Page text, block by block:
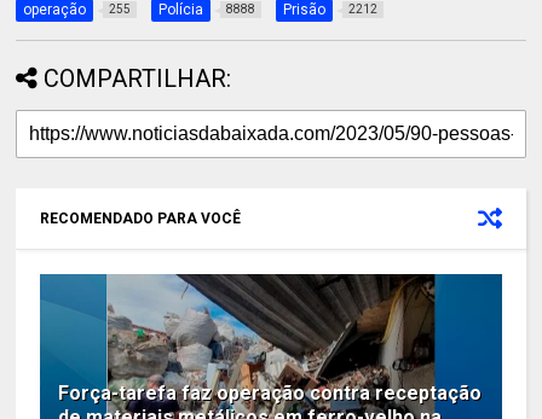
operação 255 Polícia 8888 Prisão 2212
COMPARTILHAR:
RECOMENDADO PARA VOCÊ
Força-tarefa faz operação contra receptação